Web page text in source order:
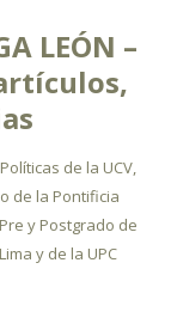
LEÓN –
de la UCV,
de la Pontificia
y Postgrado de
y de la UPC